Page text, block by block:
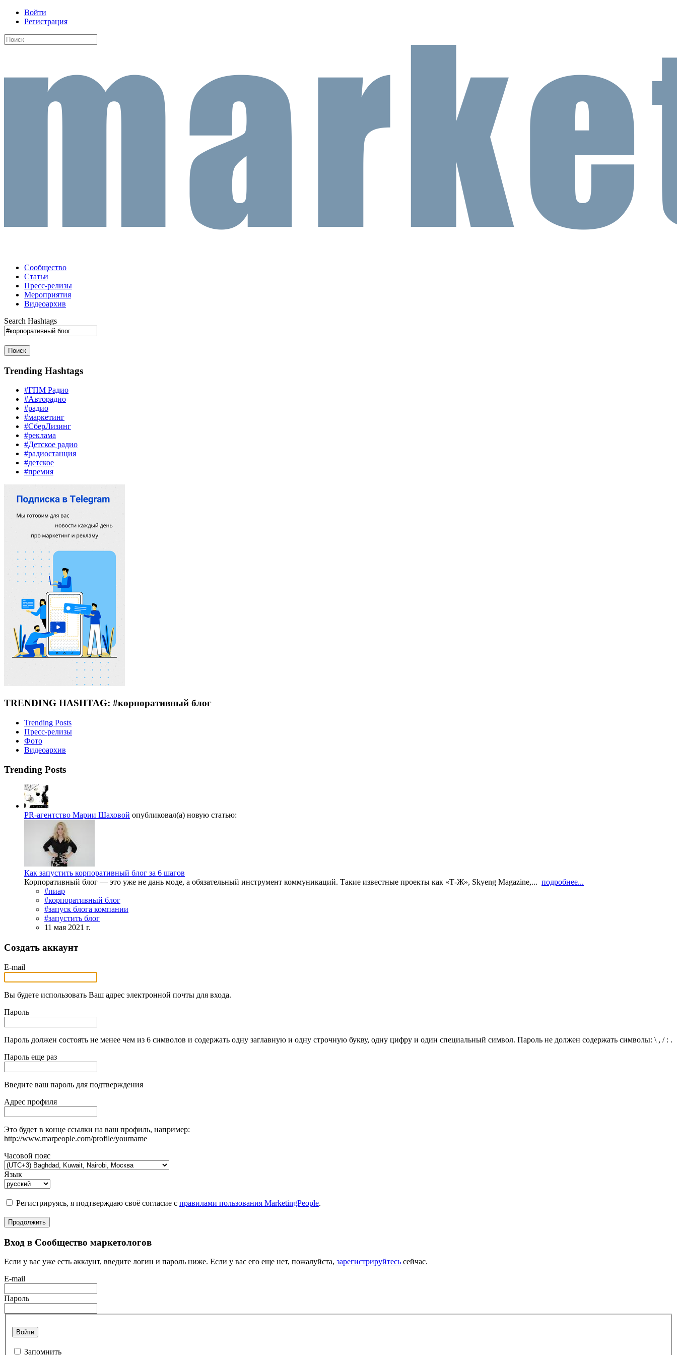
Войти
Регистрация
Сообщество
Статьи
Пресс-релизы
Мероприятия
Видеоархив
Search Hashtags
Поиск
Trending Hashtags
#ГПМ Радио
#Авторадио
#радио
#маркетинг
#СберЛизинг
#реклама
#Детское радио
#радиостанция
#детское
#премия
TRENDING HASHTAG: #корпоративный блог
Trending Posts
Пресс-релизы
Фото
Видеоархив
Trending Posts
PR-агентство Марии Шаховой опубликовал(а) новую статью:
Как запустить корпоративный блог за 6 шагов
Корпоративный блог — это уже не дань моде, а обязательный инструмент коммуникаций. Такие известные проекты как «Т-Ж», Skyeng Magazine,... подробнее...
#пиар
#корпоративный блог
#запуск блога компании
#запустить блог
11 мая 2021 г.
Создать аккаунт
E-mail
Вы будете использовать Ваш адрес электронной почты для входа.
Пароль
Пароль должен состоять не менее чем из 6 символов и содержать одну заглавную и одну строчную букву, одну цифру и один специальный символ. Пароль не должен содержать символы: \ , / : .
Пароль еще раз
Введите ваш пароль для подтверждения
Адрес профиля
Это будет в конце ссылки на ваш профиль, например:
http://www.marpeople.com/profile/yourname
Часовой пояс
Язык
Регистрируясь, я подтверждаю своё согласие с правилами пользования MarketingPeople.
Продолжить
Вход в Сообщество маркетологов
Если у вас уже есть аккаунт, введите логин и пароль ниже. Если у вас его еще нет, пожалуйста, зарегистрируйтесь сейчас.
E-mail
Пароль
Войти
Запомнить